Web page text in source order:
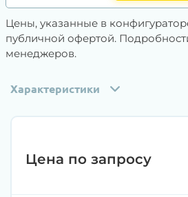
Цены, указанные в
публичной офертой.
менеджеров.
Характеристики
Цена по запросу